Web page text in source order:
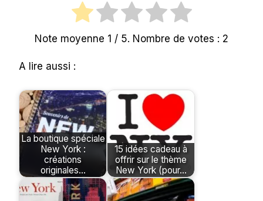
Note moyenne 1 / 5. Nombre de votes : 2
A lire aussi :
La boutique spéciale
New York :
créations
originales…
15 idées cadeau à
offrir sur le thème
New York (pour…